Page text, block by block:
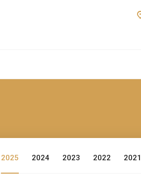
2025 2024 2023 2022 2021